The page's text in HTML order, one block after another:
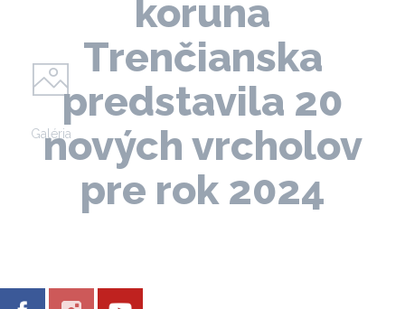
koruna
Trenčianska
predstavila 20
nových vrcholov
pre rok 2024
Galéria